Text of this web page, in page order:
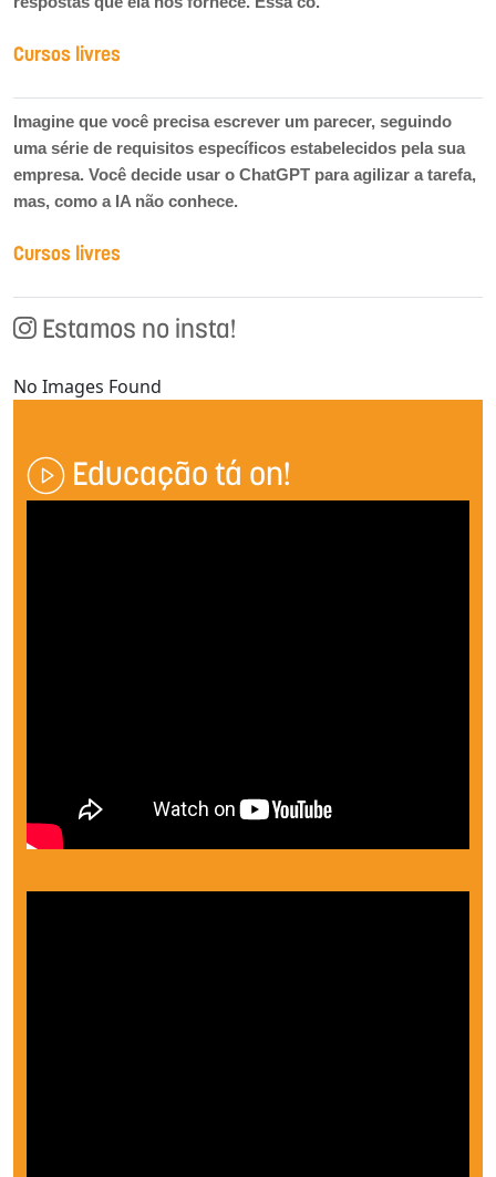
Cursos livres
Imagine que você precisa escrever um parecer, seguindo
uma série de requisitos específicos estabelecidos pela sua
empresa. Você decide usar o ChatGPT para agilizar a tarefa,
mas, como a IA não conhece.
Cursos livres
Estamos no insta!
No Images Found
Educação tá on!